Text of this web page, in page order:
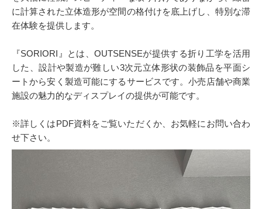
に計算された立体造形が空間の格付けを底上げし、特別な滞
在体験を提供します。
『SORIORI』とは、OUTSENSEが提供する折り工学を活用
した、設計や製造が難しい3次元立体形状の装飾品を平面シ
ートから安く製造可能にするサービスです。小売店舗や商業
施設の魅力的なディスプレイの提供が可能です。
※詳しくはPDF資料をご覧いただくか、お気軽にお問い合わ
せ下さい。